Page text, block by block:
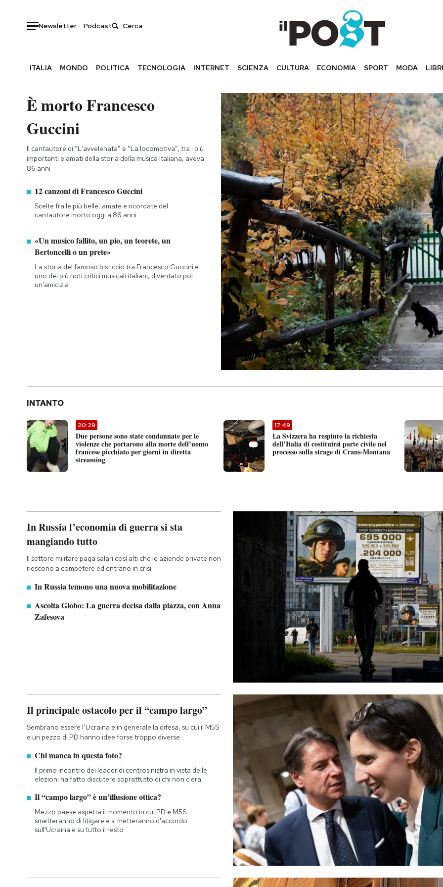
Newsletter Podcast
ITALIA MONDO POLITICA TECNOLOGIA INTERNET SCIENZA CULTURA ECONOMIA SPORT MODA LIBRI
È morto Francesco
Guccini
Il cantautore di “L'avvelenata” e “La locomotiva”, tra i più
importanti e amati della storia della musica italiana, aveva
86 anni
12 canzoni di Francesco Guccini
Scelte fra le più belle, amate e ricordate del
cantautore morto oggi a 86 anni
«Un musico fallito, un pio, un teorete, un
Bertoncelli o un prete»
La storia del famoso bisticcio tra Francesco Guccini e
uno dei più noti critici musicali italiani, diventato poi
un'amicizia
INTANTO
20:29
Due persone sono state condannate per le
violenze che portarono alla morte dell’uomo
francese picchiato per giorni in diretta
streaming
17:49
La Svizzera ha respinto la richiesta
dell’Italia di costituirsi parte civile nel
processo sulla strage di Crans-Montana
In Russia l’economia di guerra si sta
mangiando tutto
Il settore militare paga salari così alti che le aziende private non
riescono a competere ed entrano in crisi
In Russia temono una nuova mobilitazione
Ascolta Globo: La guerra decisa dalla piazza, con Anna
Zafesova
Il principale ostacolo per il “campo largo”
Sembrano essere l’Ucraina e in generale la difesa, su cui il M5S
e un pezzo di PD hanno idee forse troppo diverse
Chi manca in questa foto?
Il primo incontro dei leader di centrosinistra in vista delle
elezioni ha fatto discutere soprattutto di chi non c'era
Il “campo largo” è un’illusione ottica?
Mezzo paese aspetta il momento in cui PD e M5S
smetteranno di litigare e si metteranno d'accordo
sull'Ucraina e su tutto il resto